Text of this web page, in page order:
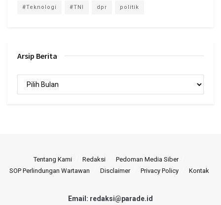
#Teknologi #TNI dpr politik
Arsip Berita
Tentang Kami Redaksi
Pedoman Media Siber
SOP Perlindungan Wartawan
Disclaimer Privacy Policy Kontak
Email: redaksi@parade.id